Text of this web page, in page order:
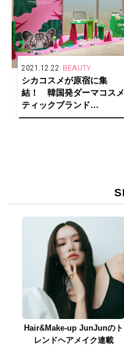
2021.12.22 BEAUTY
シカコスメが原宿に集
結！ 韓国発ダーマコスメ
ティックブランド
「Dr.Jart+」が日本初のポ
Hair&Make-up JunJunのト
レンドヘアメイク連載